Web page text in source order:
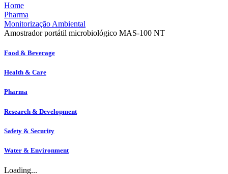
Home
Pharma
Monitorização Ambiental
Amostrador portátil microbiológico MAS-100 NT
Food & Beverage
Health & Care
Pharma
Research & Development
Safety & Security
Water & Environment
Loading...